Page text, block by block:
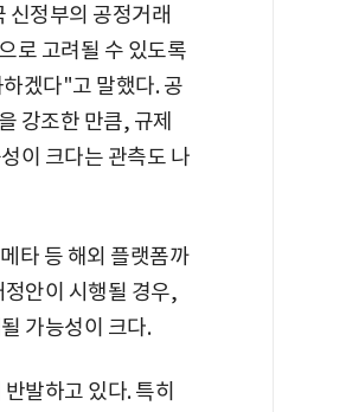
신정부의 공정거래
로 고려될 수 있도록
겠다"고 말했다. 공
강조한 만큼, 규제
이 크다는 관측도 나
타 등 해외 플랫폼까
안이 시행될 경우,
가능성이 크다.
발하고 있다. 특히